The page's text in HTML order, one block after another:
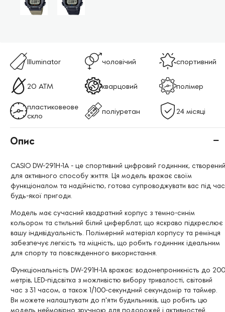
Illuminator чоловічий спортивний
20 ATM кварцовий полімер
пластиковеове
скло
поліуретан 24 місяці
Опис
CASIO DW-291H-1A - це спортивний цифровий годинник, створений
для активного способу життя. Ця модель вражає своїм
функціоналом та надійністю, готова супроводжувати вас під час
будь-якої пригоди.
Модель має сучасний квадратний корпус з темно-синім
кольором та стильний білий циферблат, що яскраво підкреслює
вашу індивідуальність. Полімерний матеріал корпусу та ремінця
забезпечує легкість та міцність, що робить годинник ідеальним
для спорту та повсякденного використання.
Функціональність DW-291H-1A вражає: водонепроникність до 200
метрів, LED-підсвітка з можливістю вибору тривалості, світовий
час з 31 часом, а також 1/100-секундний секундомір та таймер.
Ви можете налаштувати до п'яти будильників, що робить цю
модель неймовірно зручною для подорожей і активностей.